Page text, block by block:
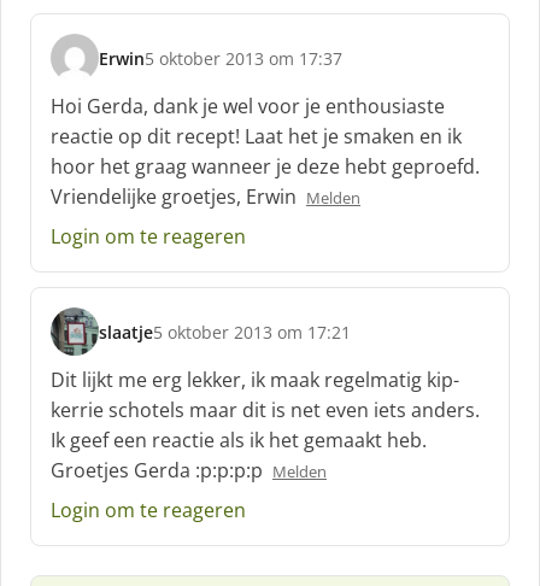
e
f
:
Erwin
s
c
h
r
e
e
:
5 oktober 2013 om 17:37
Hoi Gerda, dank je wel voor je enthousiaste
reactie op dit recept! Laat het je smaken en ik
hoor het graag wanneer je deze hebt geproefd.
Vriendelijke groetjes, Erwin Melden
Login om te reageren
slaatje
s
c
h
r
e
e
:
5 oktober 2013 om 17:21
Dit lijkt me erg lekker, ik maak regelmatig kip-
kerrie schotels maar dit is net even iets anders.
Ik geef een reactie als ik het gemaakt heb.
Groetjes Gerda :p:p:p:p Melden
Login om te reageren